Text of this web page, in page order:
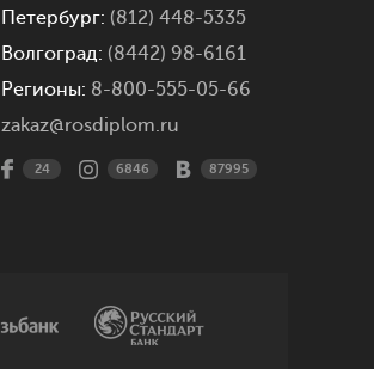
Петербург: (812) 448-5335
Волгоград: (8442) 98-6161
Регионы: 8-800-555-05-66
zakaz@rosdiplom.ru
24 6846 87995